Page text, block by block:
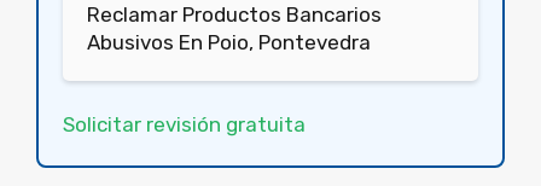
Reclamar Productos Bancarios
Abusivos En Poio, Pontevedra
Solicitar revisión gratuita